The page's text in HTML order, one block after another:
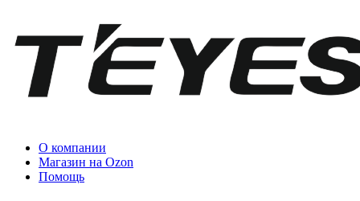
О компании
Магазин на Ozon
Помощь